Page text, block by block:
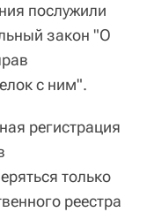
послужили
закон "О
с ним".
регистрация
только
реестра